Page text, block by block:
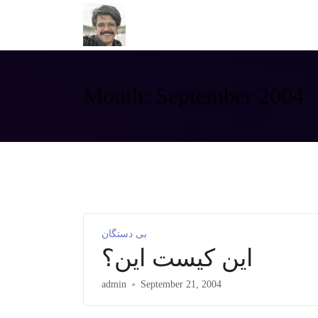
Month: September 2004
بی دستگان
این کیست این؟
admin September 21, 2004